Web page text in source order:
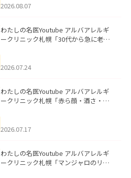
ました。
2026.08.07
わたしの名医Youtube アルバアレルギ
ークリニック札幌「30代から急に老け
た。
2026.07.24
わたしの名医Youtube アルバアレルギ
ークリニック札幌「赤ら顔・酒さ・ニ
した。
2026.07.17
わたしの名医Youtube アルバアレルギ
ークリニック札幌「マンジャロのリア